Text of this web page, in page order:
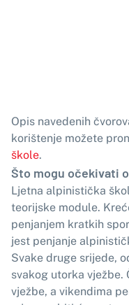
Opis navedenih
korištenje možete
škole.
Što mogu očekivati
Ljetna alpinistička
teorijske module.
penjanjem kratkih
jest penjanje
Svake druge srijede,
svakog utorka
vježbe, a vikendima